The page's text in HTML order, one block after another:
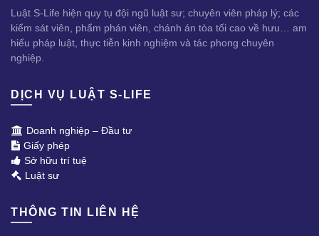
Luật S-Life hiện quy tụ đội ngũ luật sư; chuyên viên pháp lý; các
kiểm sát viên, phẩm phán viên, chánh án tòa tối cao về hưu… am
hiểu pháp luật, thực tiễn kinh nghiệm và tác phong chuyên
nghiệp.
DỊCH VỤ LUẬT S-LIFE
Doanh nghiệp – Đầu tư
Giấy phép
Sở hữu trí tuệ
Luật sư
THÔNG TIN LIÊN HỆ